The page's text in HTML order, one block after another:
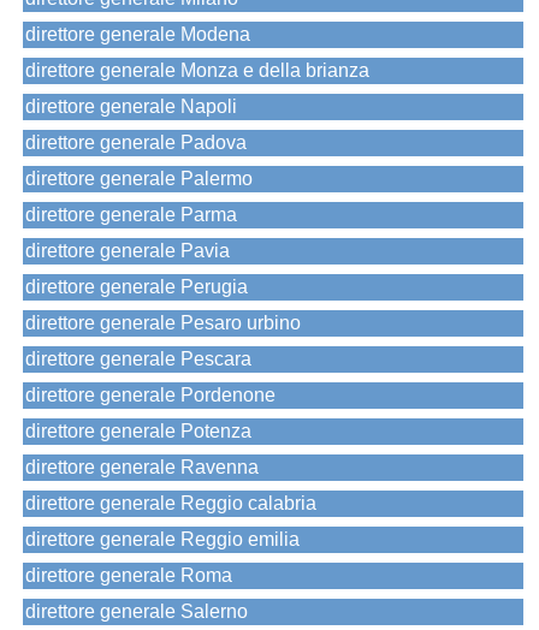
direttore generale Modena
direttore generale Monza e della brianza
direttore generale Napoli
direttore generale Padova
direttore generale Palermo
direttore generale Parma
direttore generale Pavia
direttore generale Perugia
direttore generale Pesaro urbino
direttore generale Pescara
direttore generale Pordenone
direttore generale Potenza
direttore generale Ravenna
direttore generale Reggio calabria
direttore generale Reggio emilia
direttore generale Roma
direttore generale Salerno